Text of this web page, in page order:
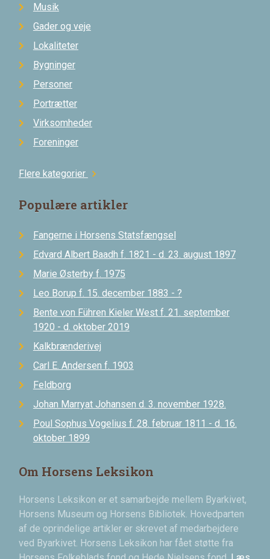
Musik
Gader og veje
Lokaliteter
Bygninger
Personer
Portrætter
Virksomheder
Foreninger
Flere kategorier chevron_right
Populære artikler
Fangerne i Horsens Statsfængsel
Edvard Albert Baadh f. 1821 - d. 23. august 1897
Marie Østerby f. 1975
Leo Borup f. 15. december 1883 - ?
Bente von Führen Kieler West f. 21. september
1920 - d. oktober 2019
Kalkbrænderivej
Carl E. Andersen f. 1903
Feldborg
Johan Marryat Johansen d. 3. november 1928.
Poul Sophus Vogelius f. 28. februar 1811 - d. 16.
oktober 1899
Om Horsens Leksikon
Horsens Leksikon er et samarbejde mellem Byarkivet,
Horsens Museum og Horsens Bibliotek. Hovedparten
af de oprindelige artikler er skrevet af medarbejdere
ved Byarkivet. Horsens Leksikon har fået støtte fra